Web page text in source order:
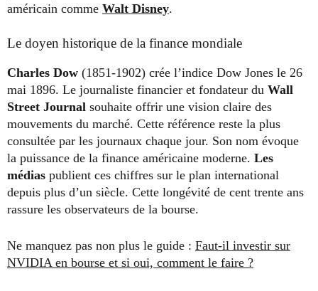
américain comme Walt Disney.
Le doyen historique de la finance mondiale
Charles Dow (1851-1902) crée l’indice Dow Jones le 26
mai 1896. Le journaliste financier et fondateur du Wall
Street Journal souhaite offrir une vision claire des
mouvements du marché. Cette référence reste la plus
consultée par les journaux chaque jour. Son nom évoque
la puissance de la finance américaine moderne. Les
médias publient ces chiffres sur le plan international
depuis plus d’un siècle. Cette longévité de cent trente ans
rassure les observateurs de la bourse.
Ne manquez pas non plus le guide : Faut-il investir sur
NVIDIA en bourse et si oui, comment le faire ?